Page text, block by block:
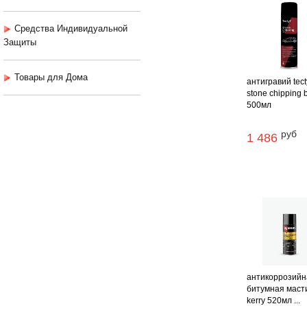
Средства Индивидуальной
Защиты
Товары для Дома
антигравий
stone chipping
500мл
1 486 руб
битумная
kerry 520мл ...